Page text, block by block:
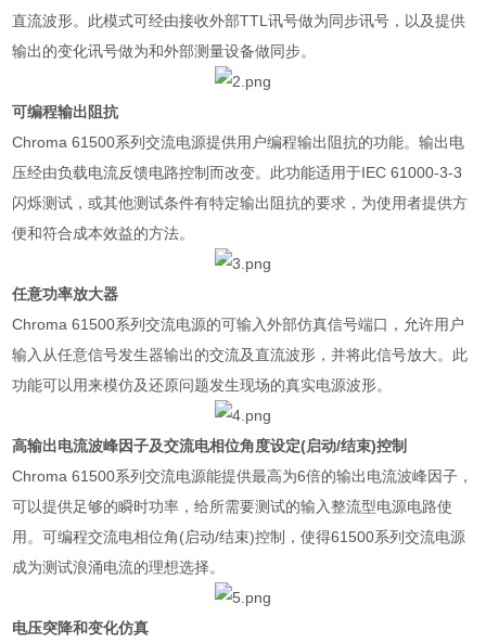
直流波形。此模式可经由接收外部TTL讯号做为同步讯号，以及提供
输出的变化讯号做为和外部测量设备做同步。
可编程输出阻抗
Chroma 61500系列交流电源提供用户编程输出阻抗的功能。输出电
压经由负载电流反馈电路控制而改变。此功能适用于IEC 61000-3-3
闪烁测试，或其他测试条件有特定输出阻抗的要求，为使用者提供方
便和符合成本效益的方法。
任意功率放大器
Chroma 61500系列交流电源的可输入外部仿真信号端口，允许用户
输入从任意信号发生器输出的交流及直流波形，并将此信号放大。此
功能可以用来模仿及还原问题发生现场的真实电源波形。
高输出电流波峰因子及交流电相位角度设定(启动/结束)控制
Chroma 61500系列交流电源能提供最高为6倍的输出电流波峰因子，
可以提供足够的瞬时功率，给所需要测试的输入整流型电源电路使
用。可编程交流电相位角(启动/结束)控制，使得61500系列交流电源
成为测试浪涌电流的理想选择。
电压突降和变化仿真